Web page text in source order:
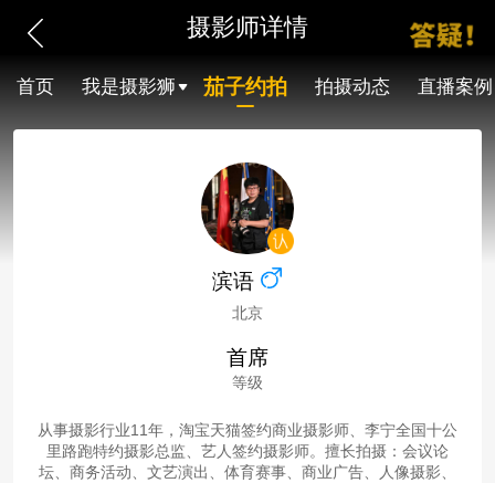
摄影师详情
首页 我是摄影狮 茄子约拍 拍摄动态 直播案例
滨语
北京
首席
等级
从事摄影行业11年，淘宝天猫签约商业摄影师、李宁全国十公
里路跑特约摄影总监、艺人签约摄影师。擅长拍摄：会议论
坛、商务活动、文艺演出、体育赛事、商业广告、人像摄影、